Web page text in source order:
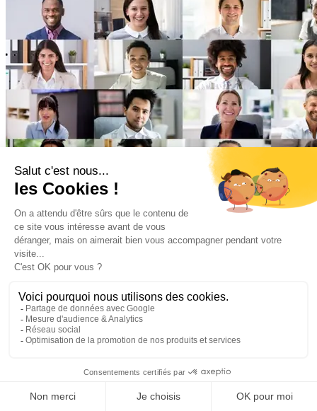
Nos équipes
Chez Groupe OCEA, ce sont des femmes et des hommes
passionnés qui font la différence. De la direction aux équipes terrain,
chacun contribue à notre succès collectif.
Rejoindre le Groupe OCEA, c’est :
Intégrer une entreprise où l’esprit d’équipe et les valeurs fortes sont
Bénéficier d’un environnement stimulant, avec des opportunités de
Participer à des projets innovants et à impact positif.